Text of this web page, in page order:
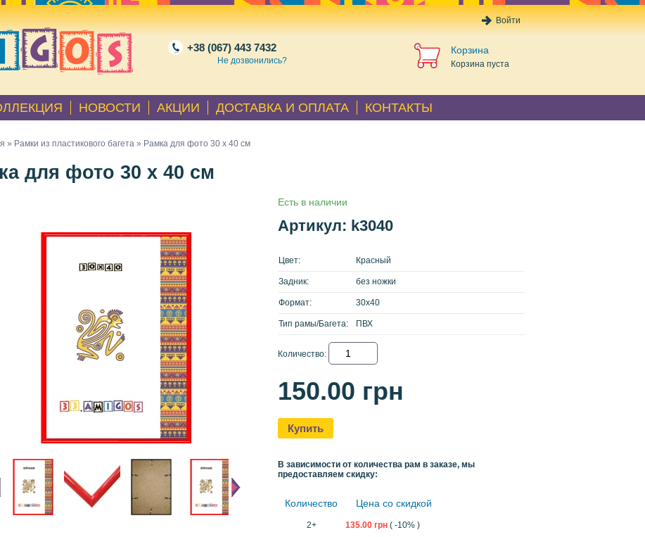
Войти
+38 (067) 443 7432
Не дозвонились?
Корзина
Корзина пуста
НОВОСТИ АКЦИИ ДОСТАВКА И ОПЛАТА КОНТАКТЫ
» Рамки из пластикового багета » Рамка для фото 30 х 40 см
для фото 30 х 40 см
Есть в наличии
Артикул: k3040
Цвет: Красный
Задник: без ножки
Формат: 30x40
Тип рамы/Багета: ПВХ
Количество:
150.00 грн
Купить
В зависимости от количества рам в заказе, мы
предоставляем скидку:
Количество Цена со скидкой
2+ 135.00 грн ( -10% )